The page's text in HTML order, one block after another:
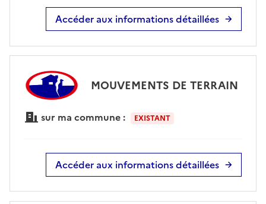
Accéder aux informations détaillées
MOUVEMENTS DE TERRAIN
sur ma commune : EXISTANT
Accéder aux informations détaillées